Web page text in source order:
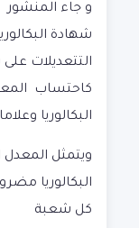
و جاء المنشور
شهادة البكالوريا
التتعديلات
كاحتساب
البكالوريا
ويتمثل
كل شعبة